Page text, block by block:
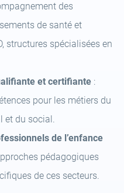
des
de santé et
structures spécialisées en
et certifiante :
pour les métiers du
et du social.
de l’enfance
pédagogiques
de ces secteurs.